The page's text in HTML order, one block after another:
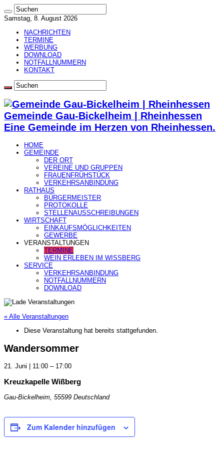
Samstag, 8. August 2026
NACHRICHTEN
TERMINE
WERBUNG
DOWNLOAD
NOTFALLNUMMERN
KONTAKT
Gemeinde Gau-Bickelheim | Rheinhessen
Eine Gemeinde im Herzen von Rheinhessen.
HOME
GEMEINDE
DER ORT
VEREINE UND GRUPPEN
FRAUENFRÜHSTÜCK
VERKEHRSANBINDUNG
RATHAUS
BÜRGERMEISTER
PROTOKOLLE
STELLENAUSSCHREIBUNGEN
WIRTSCHAFT
EINKAUFSMÖGLICHKEITEN
GEWERBE
VERANSTALTUNGEN
TERMINE
WEIN ERLEBEN IM WISSBERG
SERVICE
VERKEHRSANBINDUNG
NOTFALLNUMMERN
DOWNLOAD
« Alle Veranstaltungen
Diese Veranstaltung hat bereits stattgefunden.
Wandersommer
21. Juni | 11:00 – 17:00
Kreuzkapelle Wißberg
Gau-Bickelheim, 55599 Deutschland
Zum Kalender hinzufügen